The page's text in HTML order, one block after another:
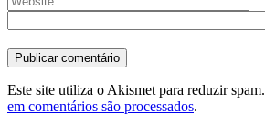
Este site utiliza o Akismet para reduzir spam.
em comentários são processados.